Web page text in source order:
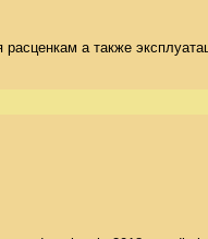
а также